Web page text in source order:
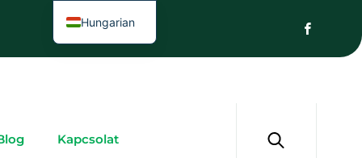
Kapcsolat
Hungarian